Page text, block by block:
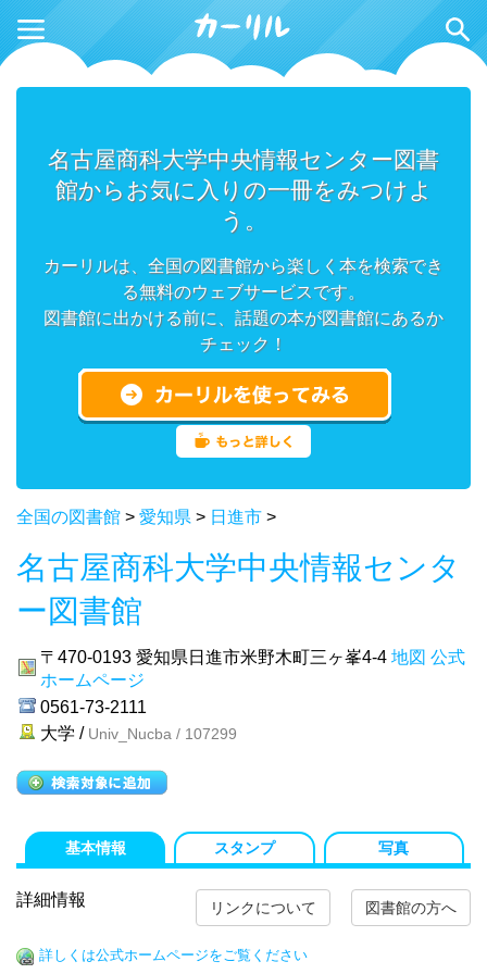
名古屋商科大学中央情報センター図書
館からお気に入りの一冊をみつけよ
う。
カーリルは、全国の図書館から楽しく本を検索でき
る無料のウェブサービスです。
図書館に出かける前に、話題の本が図書館にあるか
チェック！
全国の図書館 > 愛知県 > 日進市 >
名古屋商科大学中央情報センタ
ー図書館
〒470-0193 愛知県日進市米野木町三ヶ峯4-4 地図 公式
ホームページ
0561-73-2111
大学 / Univ_Nucba / 107299
基本情報 スタンプ 写真
リンクについて 図書館の方へ
詳細情報
詳しくは公式ホームページをご覧ください